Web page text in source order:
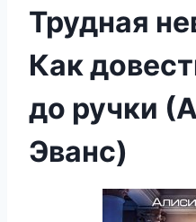
Трудная
Как
до ручки
Эванс)